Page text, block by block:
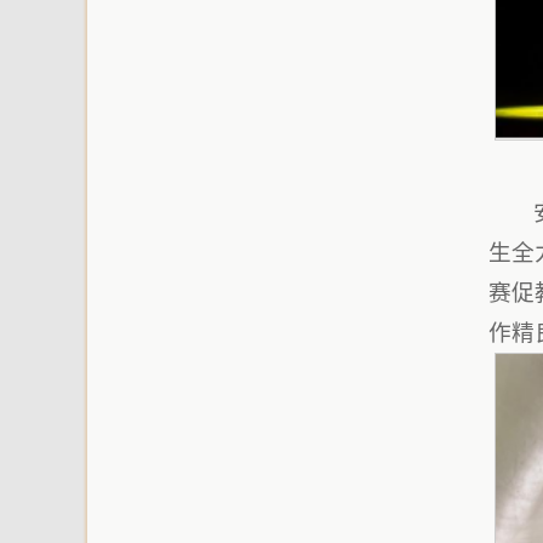
生全
赛促
作精